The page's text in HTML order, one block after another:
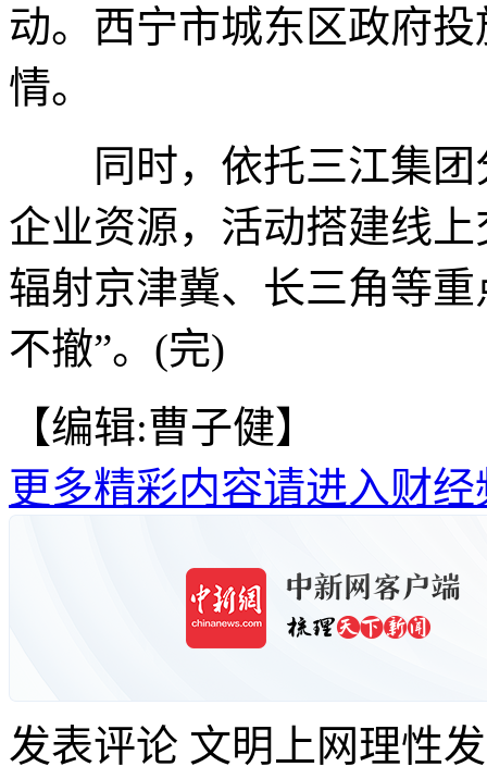
动。西宁市城东区政府
情。
同时，依托三江集团
企业资源，活动搭建线
辐射京津冀、长三角等
不撤”。(完)
【编辑:曹子健】
更多精彩内容请进入财经
发表评论 文明上网理性